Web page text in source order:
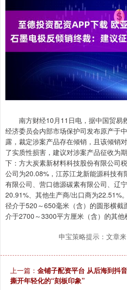
南方财经10月11日电，据中国贸易
经济委员会内部市场保护司发布原产于
露，裁定涉案产品存在倾销，且该倾销
了实质性损害，建议对涉案产品征收为
下：方大炭素新材料科技股份有限公司
公司为20.08%，江苏江龙新能源科技
有限公司、营口德源碳素有限公司、辽
20.91%、其他生产商/出口商为22.51%
径介于520～650毫米（含）的圆形横截
介于2700～3300平方厘米（含）的其他
申宝策略提示：文章
上一篇： 金铺子配资平台 从后海到抖
撕开年轻化的“刻板印象”